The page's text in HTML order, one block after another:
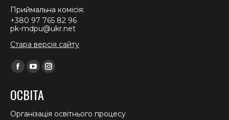
Приймальна комісія:
+380 97 765 82 96
pk-mdpu@ukr.net
Стара версія сайту
Find us on:
Facebook
opens
in
YouTube
opens
in
Instagram
in
ОСВІТА
Організація освітнього процесу